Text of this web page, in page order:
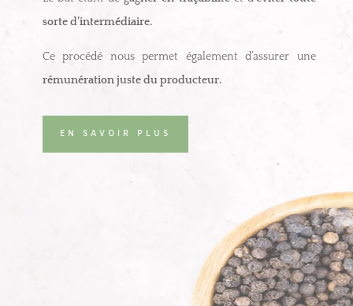
sorte d’intermédiaire.
Ce procédé nous permet également d’assurer une
rémunération juste du producteur.
EN SAVOIR PLUS